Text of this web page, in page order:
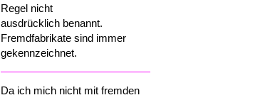
Regel nicht
ausdrücklich benannt.
Fremdfabrikate sind immer
gekennzeichnet.
Da ich mich nicht mit fremden